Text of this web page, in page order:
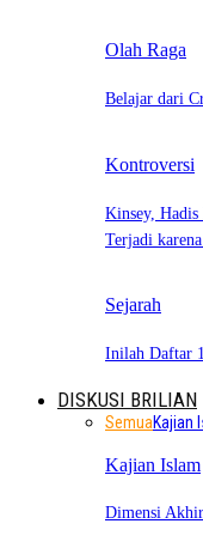
Olah Raga
Belajar dari
Kontroversi
Kinsey,
Terjadi
Sejarah
Inilah Daftar
DISKUSI BRILIAN
SemuaKajian
Kajian Islam
Dimensi